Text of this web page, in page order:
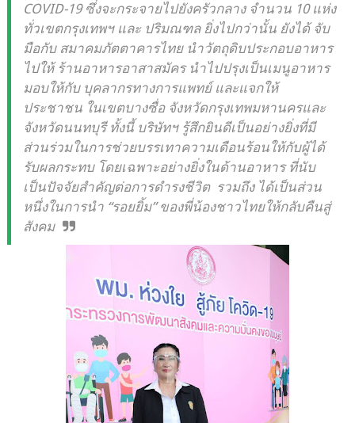
COVID-19 ซึ่งจะกระจายไปยังครัวกลาง จำนวน 10 แห่ง
ทั่วเขตกรุงเทพฯ และ ปริมณฑล ยิ่งไปกว่านั้น ยังได้ จับ
มือกับ สมาคมภัตตาคารไทย นำวัตถุดิบประกอบอาหาร
ไปให้ ร้านอาหารอาสาสมัคร นำไปปรุงเป็นเมนูอาหาร
มอบให้กับ บุคลากรทางการแพทย์ และแจกให้
ประชาชน ในเขตบางซื่อ จังหวัดกรุงเทพมหานครและ
จังหวัดนนทบุรี ทั้งนี้ บริษัทฯ รู้สึกยินดีเป็นอย่างยิ่งที่มี
ส่วนร่วมในการช่วยบรรเทาความเดือนร้อนให้กับผู้ได้
รับผลกระทบ โดยเฉพาะอย่างยิ่งในด้านอาหาร ที่นับ
เป็นปัจจัยสำคัญต่อการดำรงชีวิต รวมถึง ได้เป็นส่วน
หนึ่งในการนำ“รอยยิ้ม”ของพี่น้องชาวไทยให้กลับคืนสู่
สังคม